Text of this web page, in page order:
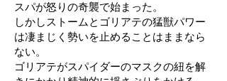
スパが怒りの奇襲で始まった。
しかしストームとゴリアテの猛獣パワー
は凄まじく勢いを止めることはままなら
ない。
ゴリアテがスパイダーのマスクの紐を解